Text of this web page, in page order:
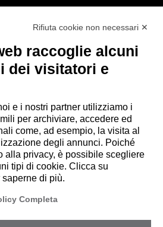
Reggio, 37 – 42124
Rifiuta cookie non necessari ✕
raccoglie alcuni
dei visitatori e
e i nostri partner utilizziamo i
per archiviare, accedere ed
come, ad esempio, la visita al
degli annunci. Poiché
alla privacy, è possibile scegliere
tipi di cookie. Clicca su
di più.
Completa